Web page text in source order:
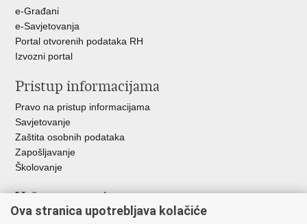
e-Građani
e-Savjetovanja
Portal otvorenih podataka RH
Izvozni portal
Pristup informacijama
Pravo na pristup informacijama
Savjetovanje
Zaštita osobnih podataka
Zapošljavanje
Školovanje
Važne poveznice
Ministarstvo unutarnjih poslova
Ova stranica upotrebljava kolačiće